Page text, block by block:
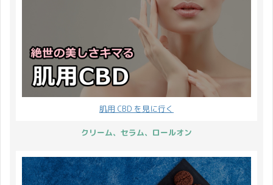
肌用 CBD を見に行く
クリーム、セラム、ロールオン